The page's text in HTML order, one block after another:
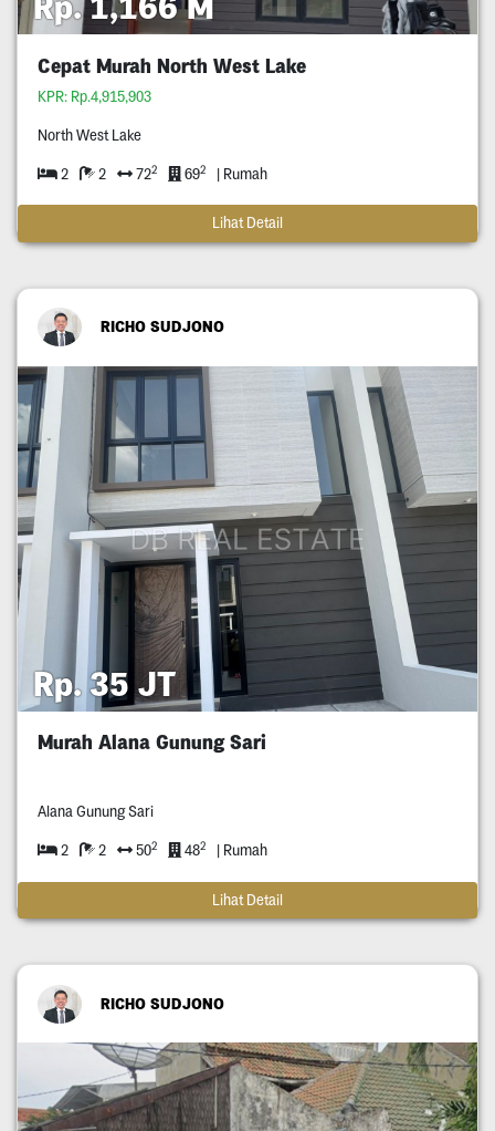
Cepat Murah North West Lake
KPR: Rp.4,915,903
North West Lake
2 2 722 692 | Rumah
Lihat Detail
RICHO SUDJONO
Rp. 35 JT
Murah Alana Gunung Sari
Alana Gunung Sari
2 2 502 482 | Rumah
Lihat Detail
RICHO SUDJONO